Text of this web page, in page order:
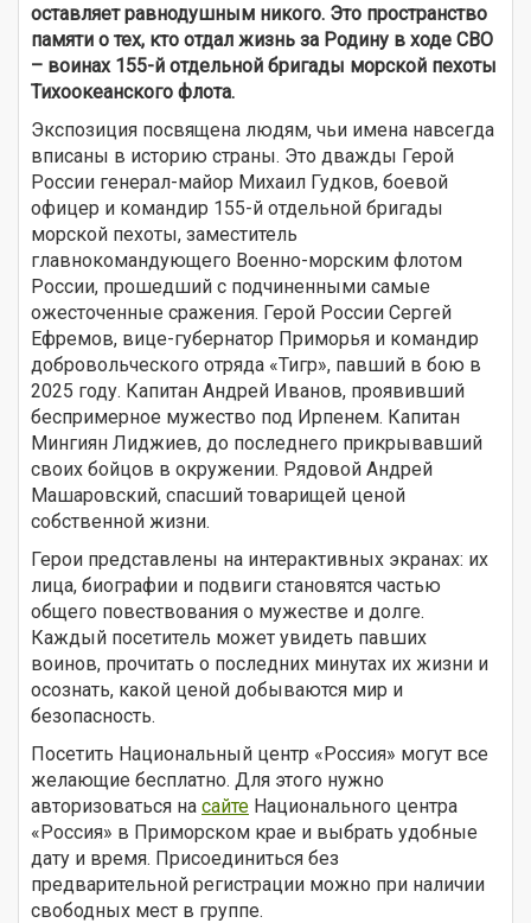
оставляет равнодушным никого. Это пространство
памяти о тех, кто отдал жизнь за Родину в ходе СВО
– воинах 155-й отдельной бригады морской пехоты
Тихоокеанского флота.
Экспозиция посвящена людям, чьи имена навсегда
вписаны в историю страны. Это дважды Герой
России генерал-майор Михаил Гудков, боевой
офицер и командир 155-й отдельной бригады
морской пехоты, заместитель
главнокомандующего Военно-морским флотом
России, прошедший с подчиненными самые
ожесточенные сражения. Герой России Сергей
Ефремов, вице-губернатор Приморья и командир
добровольческого отряда «Тигр», павший в бою в
2025 году. Капитан Андрей Иванов, проявивший
беспримерное мужество под Ирпенем. Капитан
Мингиян Лиджиев, до последнего прикрывавший
своих бойцов в окружении. Рядовой Андрей
Машаровский, спасший товарищей ценой
собственной жизни.
Герои представлены на интерактивных экранах: их
лица, биографии и подвиги становятся частью
общего повествования о мужестве и долге.
Каждый посетитель может увидеть павших
воинов, прочитать о последних минутах их жизни и
осознать, какой ценой добываются мир и
безопасность.
Посетить Национальный центр «Россия» могут все
желающие бесплатно. Для этого нужно
авторизоваться на сайте Национального центра
«Россия» в Приморском крае и выбрать удобные
дату и время. Присоединиться без
предварительной регистрации можно при наличии
свободных мест в группе.